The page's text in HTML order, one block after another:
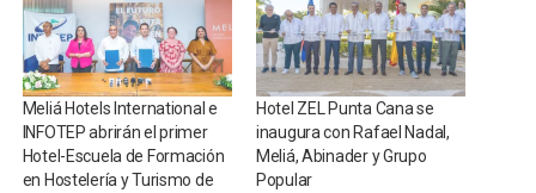
Meliá Hotels International e
INFOTEP abrirán el primer
Hotel-Escuela de Formación
en Hostelería y Turismo de
Hotel ZEL Punta Cana se
inaugura con Rafael Nadal,
Meliá, Abinader y Grupo
Popular